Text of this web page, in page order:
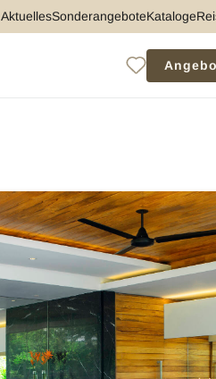
AktuellesSonderangeboteKataloge